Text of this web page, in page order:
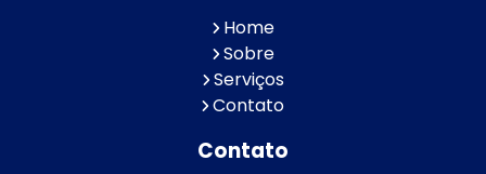
Home
Sobre
Serviços
Contato
Contato